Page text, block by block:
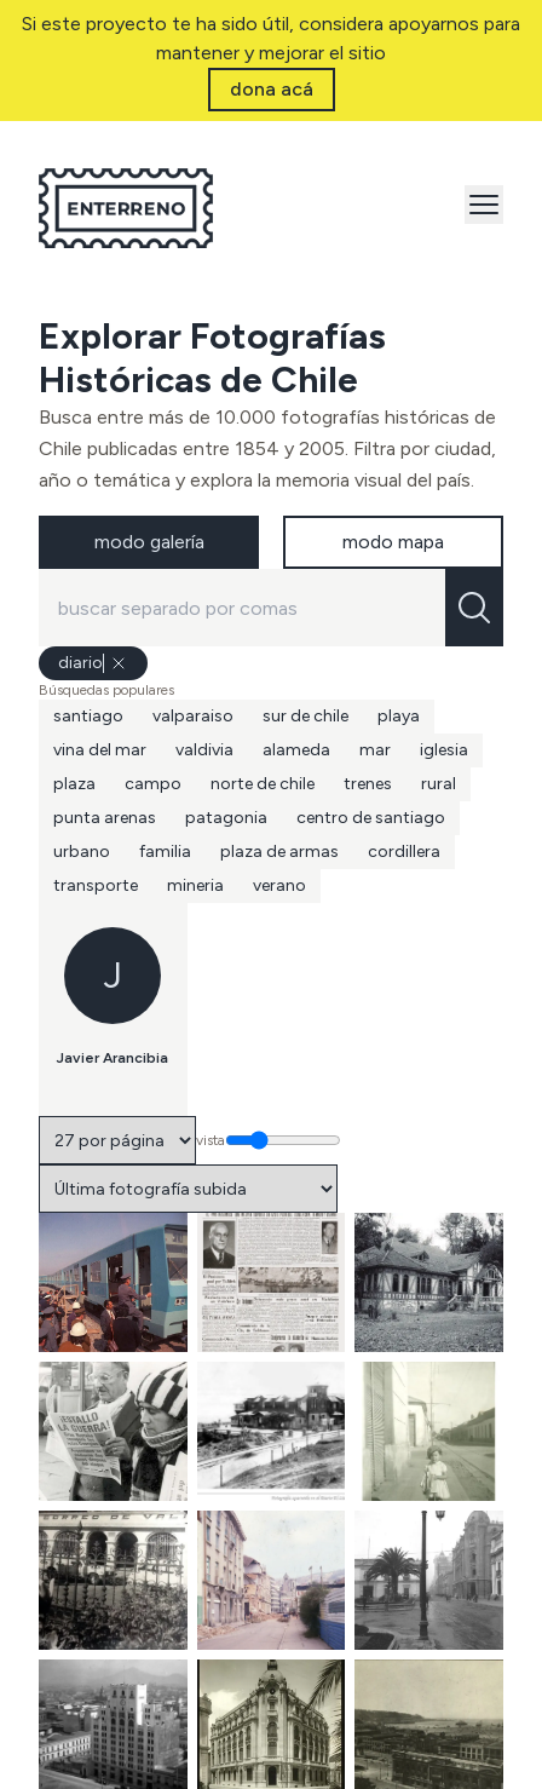
Si este proyecto te ha sido útil, considera apoyarnos para
mantener y mejorar el sitio
dona acá
Explorar Fotografías
Históricas de Chile
Busca entre más de 10.000 fotografías históricas de
Chile publicadas entre 1854 y 2005. Filtra por ciudad,
año o temática y explora la memoria visual del país.
modo galería modo mapa
diario
Búsquedas populares
santiago valparaiso sur de chile
playa
vina del mar
valdivia alameda mar
iglesia
plaza
campo norte de chile trenes
rural
punta arenas
patagonia
centro de santiago
urbano
familia plaza de armas
cordillera
transporte
mineria verano
J
Javier Arancibia
vista